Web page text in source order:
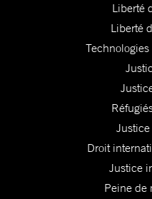
Liberté
Liberté
Droit
Justice
Peine de